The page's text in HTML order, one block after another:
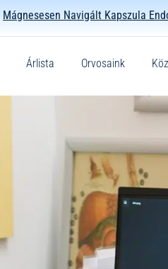
Mágnesesen Navigált Kapszula
Árlista Orvosaink